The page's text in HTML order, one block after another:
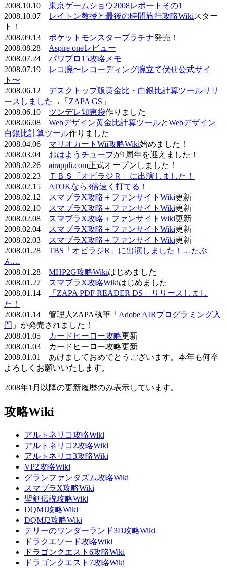
2008.10.10 東京ゲームショウ2008レポートその1
2008.10.07
レイトン教授と最後の時間旅行攻略Wikiスター
ト！
2008.09.13 ポケットモンスタープラチナ発売！
2008.08.28 Aspire oneレビュー
2008.07.24 パワプロ15攻略メモ
2008.07.19
レコ腕〜レコーディング腕立て伏せ公式サイ
ト〜
2008.06.12 デスクトップ版黄金比・白銀比計算ツールリリ
ースしました →
「ZAPA GS」
2008.06.10 ツンデレ知恵袋作りました
2008.06.08 Webデザイン黄金比計算ツールとWebデザイン
白銀比計算ツール作りました
2008.04.06 マリオカートWii攻略Wiki始めました！
2008.03.04 おはようチューブが1周年を迎えました！
2008.02.26 airappli.com正式オープンしました！
2008.02.23
ＴＢＳ「オビラジＲ」に出演しました！
2008.02.15 ATOKなら3倍速く打てる！
2008.02.12
スマブラX攻略＋ファンサイトWiki更新
2008.02.10
スマブラX攻略＋ファンサイトWiki更新
2008.02.08
スマブラX攻略＋ファンサイトWiki更新
2008.02.04
スマブラX攻略＋ファンサイトWiki更新
2008.02.03
スマブラX攻略＋ファンサイトWiki更新
2008.01.28 TBS「オビラジR」に出演しました！…たぶ
ん…
2008.01.28 MHP2G攻略Wikiはじめました
2008.01.27
スマブラX攻略Wikiはじめました
2008.01.14
「ZAPA PDF READER DS」リリースしまし
た！
2008.01.14 管理人ZAPA執筆「 Adobe AIRプログラミング入
門 」が発売されました！
2008.01.05
カードヒーロー攻略更新
2008.01.03 カードヒーロー攻略更新
2008.01.01 あけましておめでとうございます。本年も何卒
よろしくお願いいたします。
2008年1月以降の更新履歴のみ表示しています。
攻略Wiki
アルトネリコ攻略Wiki
アルトネリコ2攻略Wiki
アルトネリコ3攻略Wiki
VP2攻略Wiki
グランファンタズム攻略Wiki
スマブラX攻略Wiki
聖剣伝説攻略Wiki
DQMJ攻略Wiki
DQMJ2攻略Wiki
テリーのワンダーランド3D攻略Wiki
ドラクエソード攻略Wiki
ドラゴンクエスト6攻略Wiki
ドラゴンクエスト7攻略Wiki